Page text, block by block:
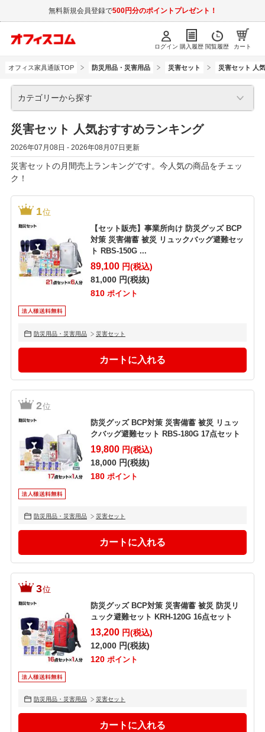
無料新規会員登録で500円分のポイントプレゼント！
ログイン 購入履歴 閲覧履歴 カート
オフィス家具通販TOP 防災用品・災害用品 災害セット 災害セット 人
カテゴリーから探す
災害セット 人気おすすめランキング
2026年07月08日 - 2026年08月07日更新
災害セットの月間売上ランキングです。今人気の商品をチェッ
ク！
1位
【セット販売】事業所向け 防災グッズ BCP
対策 災害備蓄 被災 リュックバッグ避難セッ
ト RBS-150G ...
89,100円(税込)
81,000円(税抜)
810 ポイント
防災用品・災害用品 災害セット
2位
防災グッズ BCP対策 災害備蓄 被災 リュッ
クバッグ避難セット RBS-180G 17点セット
19,800円(税込)
18,000円(税抜)
180 ポイント
防災用品・災害用品 災害セット
3位
防災グッズ BCP対策 災害備蓄 被災 防災リ
ュック避難セット KRH-120G 16点セット
13,200円(税込)
12,000円(税抜)
120 ポイント
防災用品・災害用品 災害セット